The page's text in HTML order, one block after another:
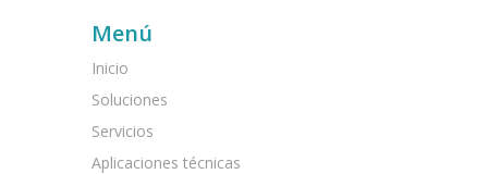
Menú
Inicio
Soluciones
Servicios
Aplicaciones técnicas